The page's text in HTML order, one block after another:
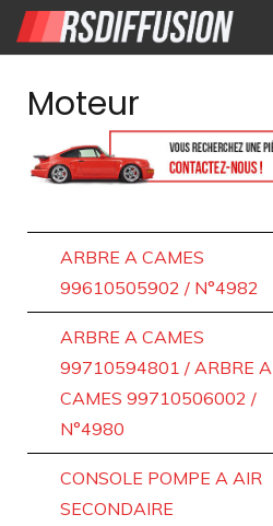
Nouvelles annonces
Annonces prolongées
Atelier mécanique
Contact
Moteur
ARBRE A CAMES
99610505902 / N°4982
ARBRE A CAMES
99710594801 / ARBRE A
CAMES 99710506002 /
N°4980
CONSOLE POMPE A AIR
SECONDAIRE